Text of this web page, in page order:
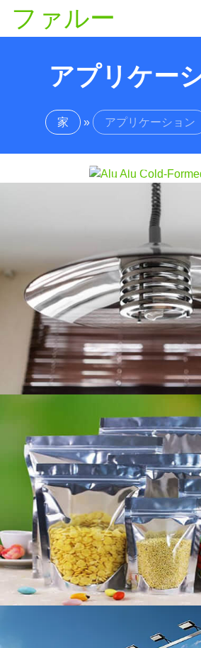
ファルー
アプリケー
家 » アプリケーション
Alu Alu Cold
Alu Alu Cold-formed Foilは、多層
材料です, 通常、アルミニウム層
NY25/AL45/PVC60またはNY25/
ど, の総厚 140-160 ミクロン, コ
用に特別に設計されて
屋内照明の使用のため
す: その軽量を発見してください,
代の照明器具に最適な熱伝導特性,
食品包装用のアル
食品包装用のアルミホイル, 食品
蔵寿命を延ばすプロパティの組み
広告用のアルミニ
広告用のアルミニウムシートは、
合わせを提供します, 美的魅力, そ
の高い反射率, 天候に対する抵抗,
形に形成される能力は、それらを
アプリケーションに理想